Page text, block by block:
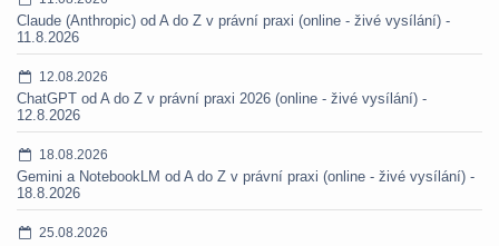
Claude (Anthropic) od A do Z v právní praxi (online - živé vysílání) -
11.8.2026
12.08.2026
ChatGPT od A do Z v právní praxi 2026 (online - živé vysílání) -
12.8.2026
18.08.2026
Gemini a NotebookLM od A do Z v právní praxi (online - živé vysílání) -
18.8.2026
25.08.2026